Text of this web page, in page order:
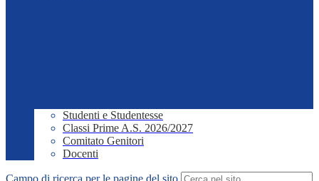
Studenti e Studentesse
Classi Prime A.S. 2026/2027
Comitato Genitori
Docenti